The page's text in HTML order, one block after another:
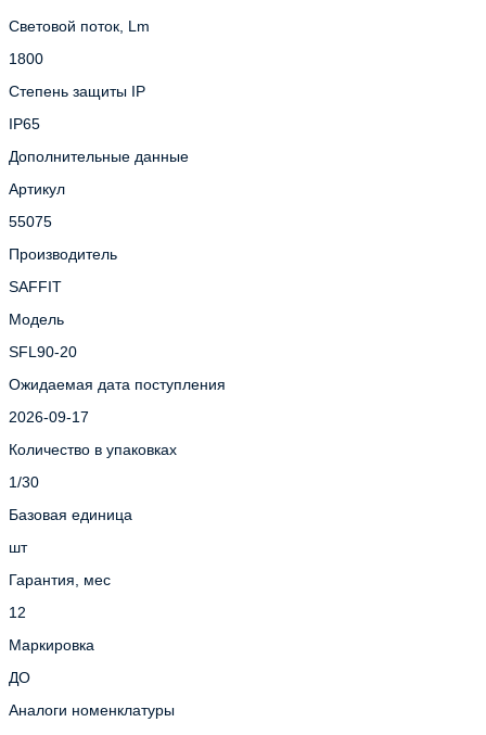
Световой поток, Lm
1800
Степень защиты IP
IP65
Дополнительные данные
Артикул
55075
Производитель
SAFFIT
Модель
SFL90-20
Ожидаемая дата поступления
2026-09-17
Количество в упаковках
1/30
Базовая единица
шт
Гарантия, мес
12
Маркировка
ДО
Аналоги номенклатуры